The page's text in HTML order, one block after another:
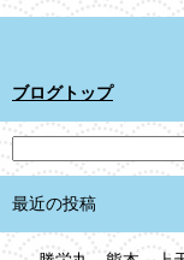
ブログトップ
最近の投稿